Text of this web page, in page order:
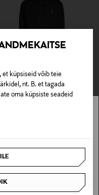
et küpsiseid võib teie
nt. B. et tagada
oma küpsiste seadeid
KUPONGIGA
RALPH LAUREN
jakk